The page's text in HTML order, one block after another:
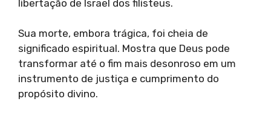
libertação de Israel dos filisteus.
Sua morte, embora trágica, foi cheia de
significado espiritual. Mostra que Deus pode
transformar até o fim mais desonroso em um
instrumento de justiça e cumprimento do
propósito divino.